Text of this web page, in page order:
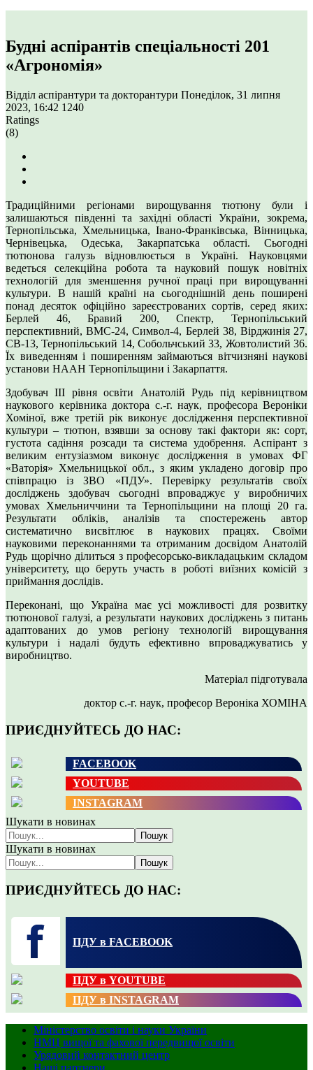
Будні аспірантів спеціальності 201
«Агрономія»
Відділ аспірантури та докторантури Понеділок, 31 липня
2023, 16:42 1240
Ratings
(8)
Традиційними регіонами вирощування тютюну були і
залишаються південні та західні області України, зокрема,
Тернопільська, Хмельницька, Івано-Франківська, Вінницька,
Чернівецька, Одеська, Закарпатська області. Сьогодні
тютюнова галузь відновлюється в Україні. Науковцями
ведеться селекційна робота та науковий пошук новітніх
технологій для зменшення ручної праці при вирощуванні
культури. В нашій країні на сьогоднішній день поширені
понад десяток офіційно зареєстрованих сортів, серед яких:
Берлей 46, Бравий 200, Спектр, Тернопільський
перспективний, ВМС-24, Символ-4, Берлей 38, Вірджинія 27,
СВ-13, Тернопільський 14, Собольчський 33, Жовтолистий 36.
Їх виведенням і поширенням займаються вітчизняні наукові
установи НААН Тернопільщини і Закарпаття.
Здобувач ІІІ рівня освіти Анатолій Рудь під керівництвом
наукового керівника доктора с.-г. наук, професора Вероніки
Хоміної, вже третій рік виконує дослідження перспективної
культури – тютюн, взявши за основу такі фактори як: сорт,
густота садіння розсади та система удобрення. Аспірант з
великим ентузіазмом виконує дослідження в умовах ФГ
«Ваторія» Хмельницької обл., з яким укладено договір про
співпрацю із ЗВО «ПДУ». Перевірку результатів своїх
досліджень здобувач сьогодні впроваджує у виробничих
умовах Хмельниччини та Тернопільщини на площі 20 га.
Результати обліків, аналізів та спостережень автор
систематично висвітлює в наукових працях. Своїми
науковими переконаннями та отриманим досвідом Анатолій
Рудь щорічно ділиться з професорсько-викладацьким складом
університету, що беруть участь в роботі виїзних комісій з
приймання дослідів.
Переконані, що Україна має усі можливості для розвитку
тютюнової галузі, а результати наукових досліджень з питань
адаптованих до умов регіону технологій вирощування
культури і надалі будуть ефективно впроваджуватись у
виробництво.
Матеріал підготувала
доктор с.-г. наук, професор Вероніка ХОМІНА
ПРИЄДНУЙТЕСЬ ДО НАС:
FACEBOOK
YOUTUBE
INSTAGRAM
Шукати в новинах
Пошук
Шукати в новинах
Пошук
ПРИЄДНУЙТЕСЬ ДО НАС:
ПДУ в FACEBOOK
ПДУ в YOUTUBE
ПДУ в INSTAGRAM
Міністерство освіти і науки України
НМЦ вищої та фахової передвищої освіти
Урядовий контактний центр
Наші партнери